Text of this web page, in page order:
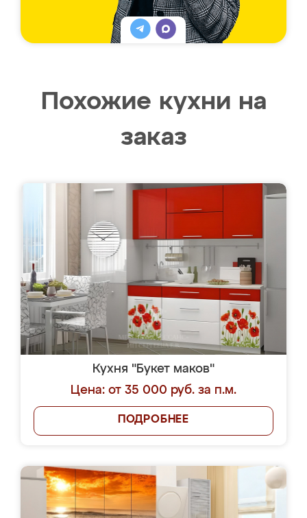
Похожие кухни на
заказ
Кухня "Букет маков"
Цена: от 35 000 руб. за п.м.
ПОДРОБНЕЕ